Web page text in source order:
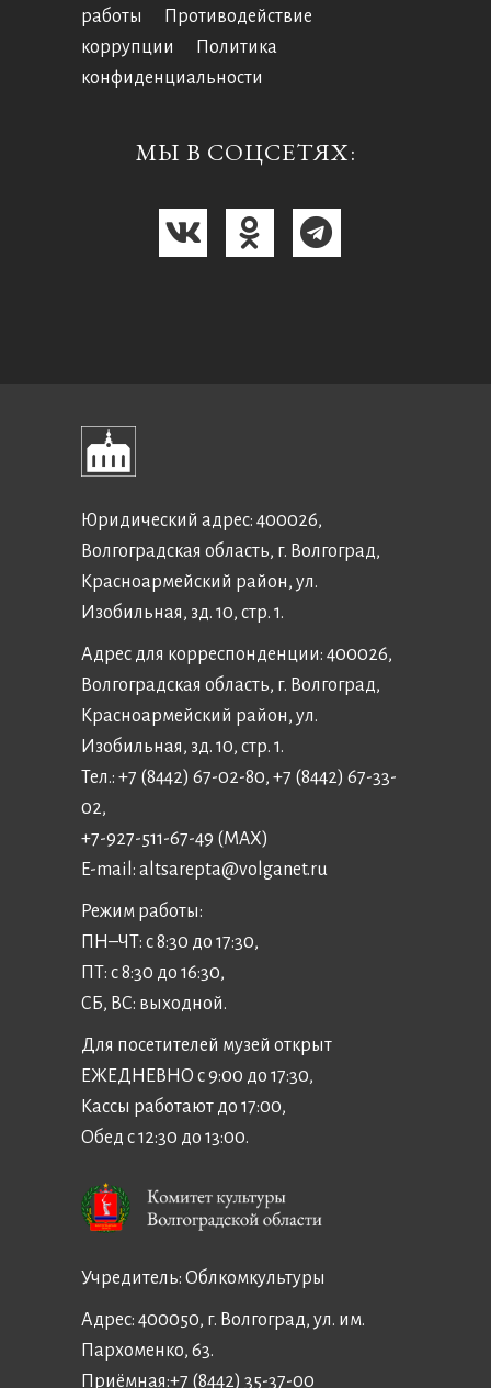
работы
Противодействие
коррупции
Политика
конфиденциальности
МЫ В СОЦСЕТЯХ:
Юридический адрес: 400026,
Волгоградская область, г. Волгоград,
Красноармейский район, ул.
Изобильная, зд. 10, стр. 1.
Адрес для корреспонденции: 400026,
Волгоградская область, г. Волгоград,
Красноармейский район, ул.
Изобильная, зд. 10, стр. 1.
Тел.: +7 (8442) 67-02-80, +7 (8442) 67-33-
02,
+7-927-511-67-49 (MAX)
E-mail: altsarepta@volganet.ru
Режим работы:
ПН–ЧТ: с 8:30 до 17:30,
ПТ: с 8:30 до 16:30,
СБ, ВС: выходной.
Для посетителей музей открыт
ЕЖЕДНЕВНО с 9:00 до 17:30,
Кассы работают до 17:00,
Обед с 12:30 до 13:00.
Учредитель: Облкомкультуры
Адрес: 400050, г. Волгоград, ул. им.
Пархоменко, 63.
Приёмная:+7 (8442) 35-37-00